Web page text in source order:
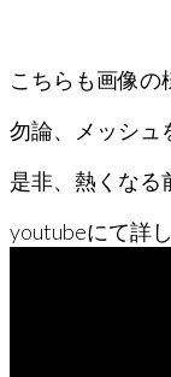
こちらも画像の
勿論、メッシュ
是非、熱くなる
youtubeにて詳